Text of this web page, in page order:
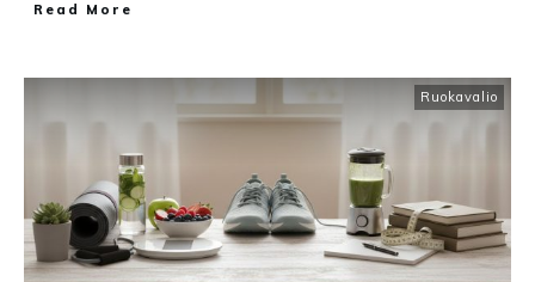
Read More
Ruokavalio